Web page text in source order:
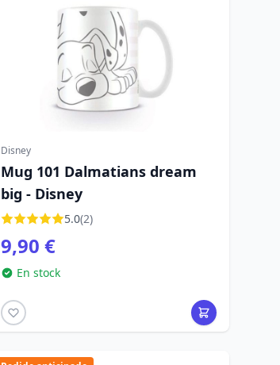
Disney
Mug 101 Dalmatians dream
big - Disney
5.0(2)
9,90 €
En stock